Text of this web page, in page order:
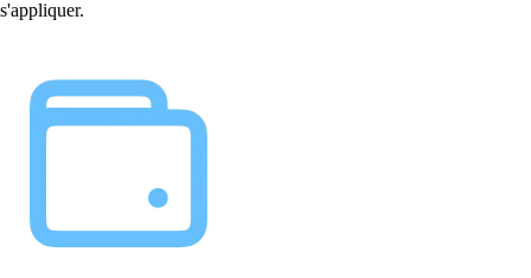
s'appliquer.